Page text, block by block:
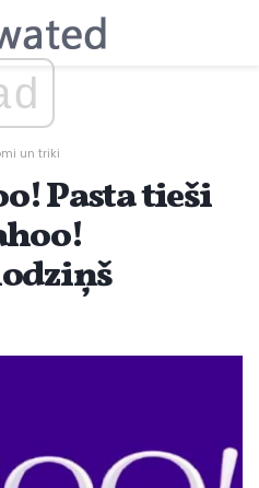
un triki
Pasta tieši